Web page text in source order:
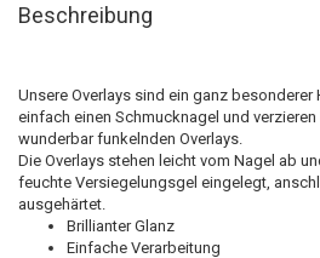
Beschreibung
Unsere Overlays sind ein ganz besonderer
einfach einen Schmucknagel und
wunderbar funkelnden Overlays.
Die Overlays stehen leicht vom Nagel ab
feuchte Versiegelungsgel eingelegt,
ausgehärtet.
Brillianter Glanz
Einfache Verarbeitung